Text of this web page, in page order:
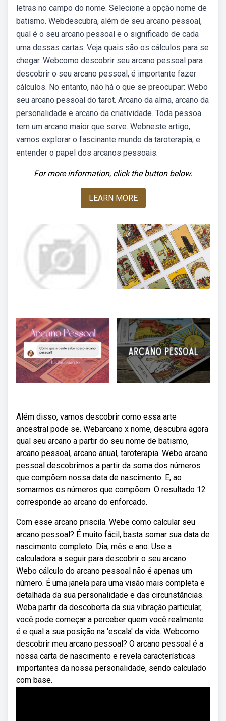
letras no campo do nome. Selecione a opção nome de
batismo. Webdescubra, além de seu arcano pessoal,
qual é o seu arcano pessoal e o significado de cada
uma dessas cartas. Veja quais são os cálculos para se
chegar. Webcomo descobrir seu arcano pessoal para
descobrir o seu arcano pessoal, é importante fazer
cálculos. No entanto, não há o que se preocupar: Webo
seu arcano pessoal do tarot. Arcano da alma, arcano da
personalidade e arcano da criatividade. Toda pessoa
tem um arcano maior que serve. Webneste artigo,
vamos explorar o fascinante mundo da taroterapia, e
entender o papel dos arcanos pessoais.
For more information, click the button below.
LEARN MORE
Além disso, vamos descobrir como essa arte
ancestral pode se. Webarcano x nome, descubra agora
qual seu arcano a partir do seu nome de batismo,
arcano pessoal, arcano anual, taroterapia. Webo arcano
pessoal descobrimos a partir da soma dos números
que compõem nossa data de nascimento. E, ao
somarmos os números que compõem. O resultado 12
corresponde ao arcano do enforcado.
Com esse arcano priscila. Webe como calcular seu
arcano pessoal? É muito fácil, basta somar sua data de
nascimento completo: Dia, mês e ano. Use a
calculadora a seguir para descobrir o seu arcano.
Webo cálculo do arcano pessoal não é apenas um
número. É uma janela para uma visão mais completa e
detalhada da sua personalidade e das circunstâncias.
Weba partir da descoberta da sua vibração particular,
você pode começar a perceber quem você realmente
é e qual a sua posição na 'escala' da vida. Webcomo
descobrir meu arcano pessoal? O arcano pessoal é a
nossa carta de nascimento e revela características
importantes da nossa personalidade, sendo calculado
com base.